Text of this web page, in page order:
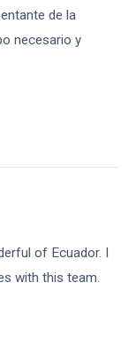
de la
necesario y
of Ecuador. I
with this team.